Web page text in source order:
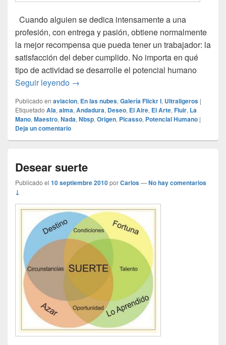
Cuando alguien se dedica intensamente a una
profesión, con entrega y pasión, obtiene normalmente
la mejor recompensa que pueda tener un trabajador: la
satisfacción del deber cumplido. No importa en qué
tipo de actividad se desarrolle el potencial humano
Seguir leyendo Volar por placer
→
Publicado en aviacion, En las nubes, Galería Flickr I, Ultraligeros |
Etiquetado Ala, alma, Andadura, Deseo, El Aire, El Arte, Fluir, La
Mano, Maestro, Nada, Nbsp, Origen, Picasso, Potencial Humano |
Deja un comentario
Desear suerte
Publicado el 10 septiembre 2010porCarlos—No hay comentarios
↓